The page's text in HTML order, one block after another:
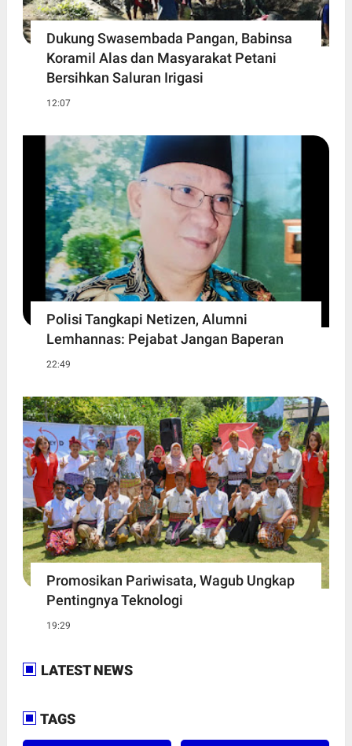
Dukung Swasembada Pangan, Babinsa
Koramil Alas dan Masyarakat Petani
Bersihkan Saluran Irigasi
12:07
Polisi Tangkapi Netizen, Alumni
Lemhannas: Pejabat Jangan Baperan
22:49
Promosikan Pariwisata, Wagub Ungkap
Pentingnya Teknologi
19:29
LATEST NEWS
TAGS